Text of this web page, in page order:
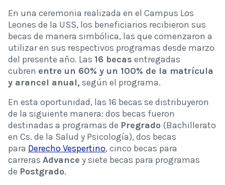
En una ceremonia realizada en el Campus Los
Leones de la USS, los beneficiarios recibieron sus
becas de manera simbólica, las que comenzaron a
utilizar en sus respectivos programas desde marzo
del presente año. Las 16 becas entregadas
cubren entre un 60% y un 100% de la matrícula
y arancel anual, según el programa.
En esta oportunidad, las 16 becas se distribuyeron
de la siguiente manera: dos becas fueron
destinadas a programas de Pregrado (Bachillerato
en Cs. de la Salud y Psicología), dos becas
para Derecho Vespertino, cinco becas para
carreras Advance y siete becas para programas
de Postgrado.